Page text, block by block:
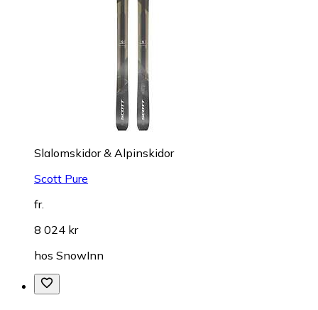
Slalomskidor & Alpinskidor
Scott Pure
fr.
8 024 kr
hos SnowInn